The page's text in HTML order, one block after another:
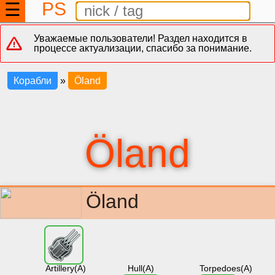
☰ PS
Уважаемые пользователи! Раздел находится в
процессе актуализации, спасибо за понимание.
Корабли » Öland
Öland
Öland
Artillery(A) Hull(A) Torpedoes(A)